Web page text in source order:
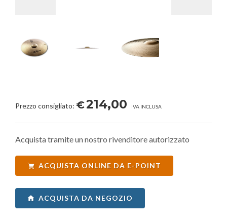
Prezzo consigliato: €214,00 IVA INCLUSA
Acquista tramite un nostro rivenditore autorizzato
ACQUISTA ONLINE DA E-POINT
ACQUISTA DA NEGOZIO